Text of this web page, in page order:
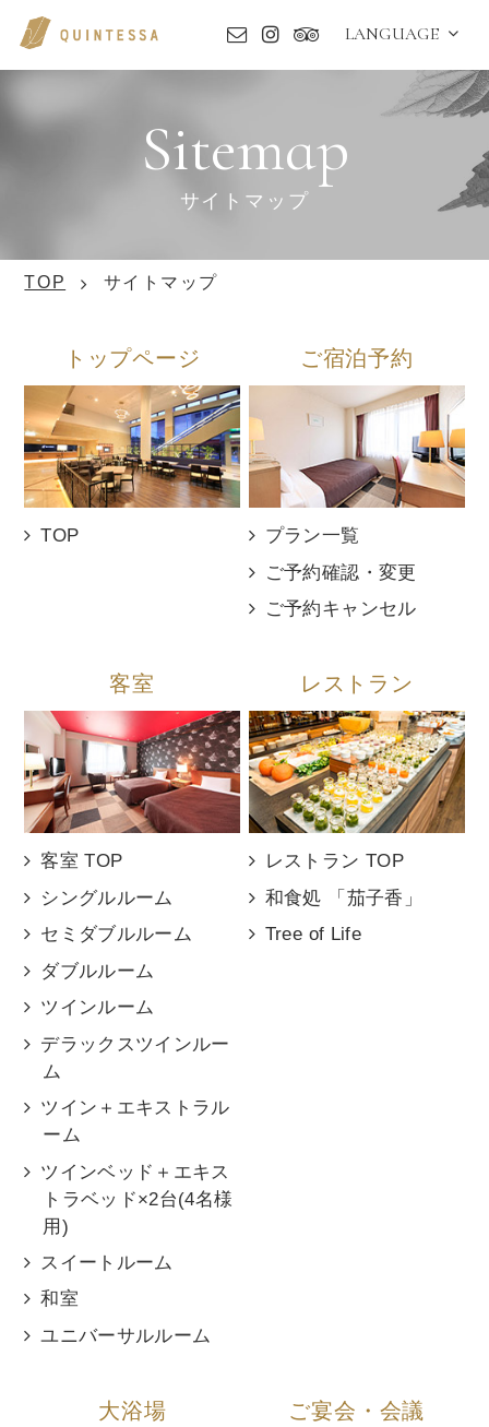
LANGUAGE
Sitemap
サイトマップ
TOP サイトマップ
トップページ
TOP
ご宿泊予約
プラン一覧
ご予約確認・変更
ご予約キャンセル
客室
客室 TOP
シングルルーム
セミダブルルーム
ダブルルーム
ツインルーム
デラックスツインルー
ム
ツイン＋エキストラル
ーム
ツインベッド＋エキス
トラベッド×2台(4名様
用)
スイートルーム
和室
ユニバーサルルーム
レストラン
レストラン TOP
和食処 「茄子香」
Tree of Life
大浴場 ご宴会・会議